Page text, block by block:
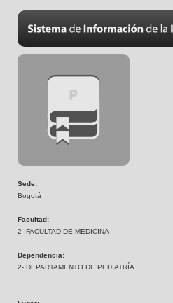
Sede:
Bogotá
Facultad:
2- FACULTAD DE MEDICINA
Dependencia:
2- DEPARTAMENTO DE PEDIATRÍA